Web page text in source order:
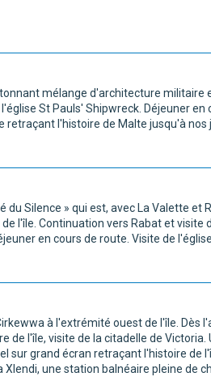
mélange d'architecture militaire
St Pauls' Shipwreck. Déjeuner en
retraçant l'histoire de Malte jusqu'à nos
du Silence » qui est, avec La Valette et
l'île. Continuation vers Rabat et visite
en cours de route. Visite de
à l'extrémité ouest de l'île. Dès
de l'île, visite de la citadelle de
sur grand écran retraçant l'histoire de
une station balnéaire pleine de